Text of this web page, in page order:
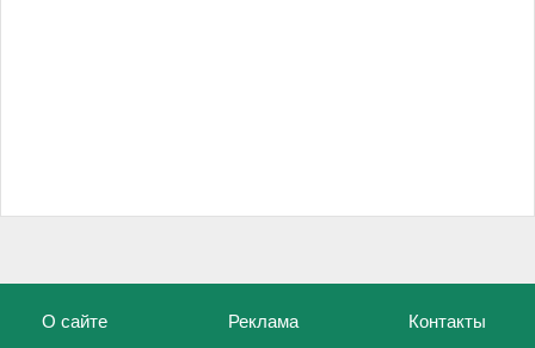
О сайте Реклама Контакты